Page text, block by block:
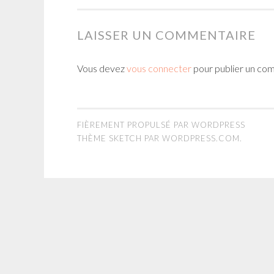
LAISSER UN COMMENTAIRE
Vous devezvous connecter pour publier un
FIÈREMENT PROPULSÉ PAR WORDPRESS
THÈME SKETCH PAR WORDPRESS.COM